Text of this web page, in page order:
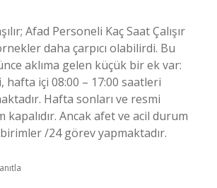
Afad Personeli Kaç Saat Çalışır
daha çarpıcı olabilirdi. Bu
aklıma gelen küçük bir ek var:
hafta içi 08:00 – 17:00 saatleri
Hafta sonları ve resmi
Ancak afet ve acil durum
/24 görev yapmaktadır.